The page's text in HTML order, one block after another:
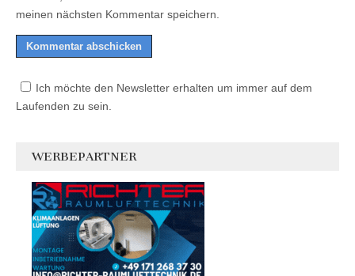
meinen nächsten Kommentar speichern.
Ich möchte den Newsletter erhalten um immer auf dem
Laufenden zu sein.
WERBEPARTNER